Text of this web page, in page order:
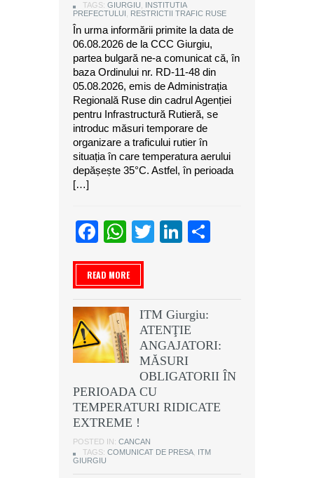
TAGS: GIURGIU
INSTITUTIA
PREFECTULUI
RESTRICTII TRAFIC RUSE
În urma informării primite la data de
06.08.2026 de la CCC Giurgiu,
partea bulgară ne-a comunicat că, în
baza Ordinului nr. RD-11-48 din
05.08.2026, emis de Administrația
Regională Ruse din cadrul Agenției
pentru Infrastructură Rutieră, se
introduc măsuri temporare de
organizare a traficului rutier în
situația în care temperatura aerului
depășește 35°C. Astfel, în perioada
[…]
Facebook
WhatsApp
TwitterLinkedIn
READ MORE
ITM Giurgiu:
ATENŢIE
ANGAJATORI:
MĂSURI
OBLIGATORII ÎN
PERIOADA CU
TEMPERATURI RIDICATE
EXTREME !
POSTED IN: CANCAN
TAGS: COMUNICAT DE PRESA ITM
GIURGIU